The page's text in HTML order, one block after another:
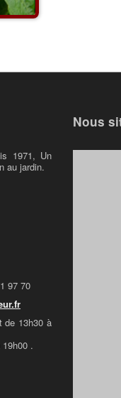
1971, Un
au jardin.
97 70
de 13h30 à
.
Nous